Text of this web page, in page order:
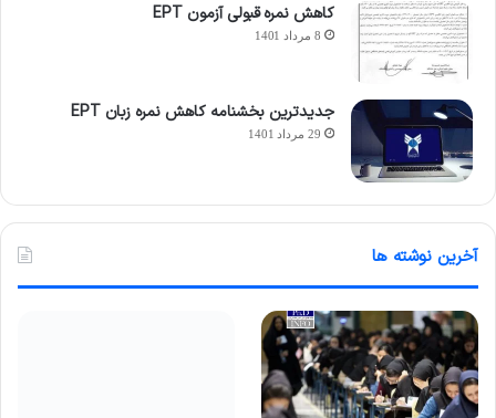
کاهش نمره قبولی آزمون EPT
8 مرداد 1401
جدیدترین بخشنامه کاهش نمره زبان EPT
29 مرداد 1401
آخرین نوشته ها